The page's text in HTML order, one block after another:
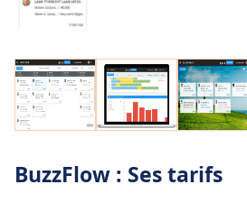
BuzzFlow : Ses tarifs